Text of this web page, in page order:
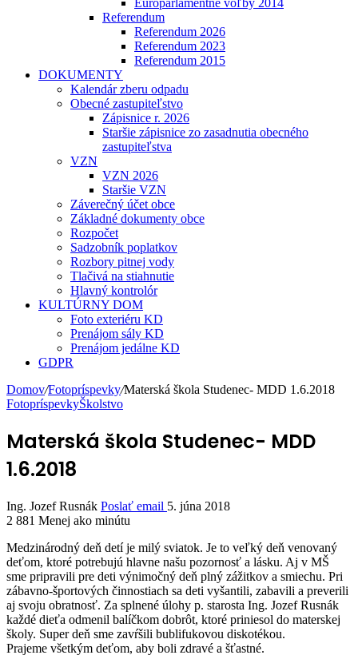
Europarlamentné voľby 2014
Referendum
Referendum 2026
Referendum 2023
Referendum 2015
DOKUMENTY
Kalendár zberu odpadu
Obecné zastupiteľstvo
Zápisnice r. 2026
Staršie zápisnice zo zasadnutia obecného
zastupiteľstva
VZN
VZN 2026
Staršie VZN
Záverečný účet obce
Základné dokumenty obce
Rozpočet
Sadzobník poplatkov
Rozbory pitnej vody
Tlačivá na stiahnutie
Hlavný kontrolór
KULTÚRNY DOM
Foto exteriéru KD
Prenájom sály KD
Prenájom jedálne KD
GDPR
Domov/Fotopríspevky/Materská škola Studenec- MDD 1.6.2018
FotopríspevkyŠkolstvo
Materská škola Studenec- MDD
1.6.2018
Ing. Jozef Rusnák Poslať email 5. júna 2018
2 881 Menej ako minútu
Medzinárodný deň detí je milý sviatok. Je to veľký deň venovaný
deťom, ktoré potrebujú hlavne našu pozornosť a lásku. Aj v MŠ
sme pripravili pre deti výnimočný deň plný zážitkov a smiechu. Pri
zábavno-športových činnostiach sa deti vyšantili, zabavili a preverili
aj svoju obratnosť. Za splnené úlohy p. starosta Ing. Jozef Rusnák
každé dieťa odmenil balíčkom dobrôt, ktoré priniesol do materskej
školy. Super deň sme zavŕšili bublifukovou diskotékou.
Prajeme všetkým deťom, aby boli zdravé a šťastné.